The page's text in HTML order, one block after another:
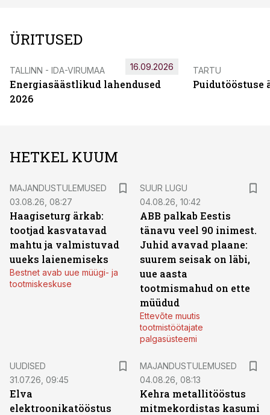
ÜRITUSED
TALLINN - IDA-VIRUMAA
Energiasäästlikud lahendused
2026
16.09.2026 TARTU
Puidutööstuse
HETKEL KUUM
MAJANDUSTULEMUSED
03.08.26, 08:27
Haagiseturg ärkab:
tootjad kasvatavad
mahtu ja valmistuvad
uueks laienemiseks
Bestnet avab uue müügi- ja
tootmiskeskuse
SUUR LUGU
04.08.26, 10:42
ABB palkab Eestis
tänavu veel 90 inimest.
Juhid avavad plaane:
suurem seisak on läbi,
uue aasta
tootmismahud on ette
müüdud
Ettevõte muutis
tootmistöötajate
palgasüsteemi
UUDISED
31.07.26, 09:45
Elva
elektroonikatööstus
MAJANDUSTULEMUSED
04.08.26, 08:13
Kehra metallitööstus
mitmekordistas kasumi